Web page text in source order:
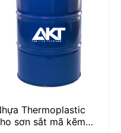
Thermoplastic
sơn sắt mã kẽm